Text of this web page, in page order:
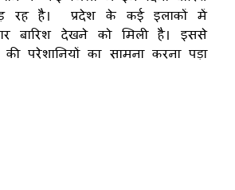
रह है। प्रदेश के कई इलाकों में
बारिश देखने को मिली है। इससे
परेशानियों का सामना करना पड़ा